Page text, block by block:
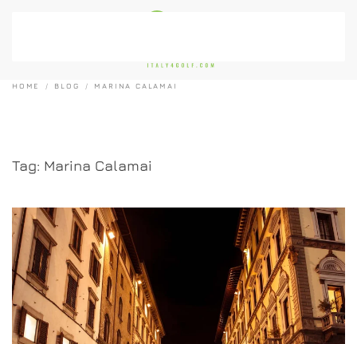
HOME BLOG MARINA CALAMAI
Tag: Marina Calamai